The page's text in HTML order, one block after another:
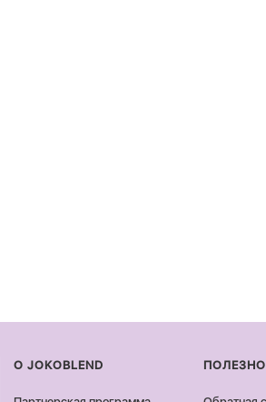
О JOKOBLEND